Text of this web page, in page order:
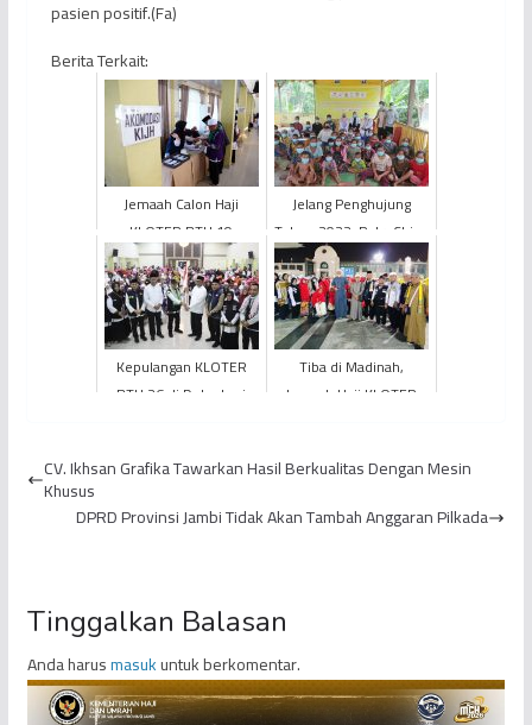
pasien positif.(Fa)
Berita Terkait:
Jemaah Calon Haji
KLOTER BTH 19
Apresiasi Pelayanan
PPIH EHA Provinsi Jambi
Jelang Penghujung
Tahun 2022, PetroChina
Berikan Layanan
Kesehatan dan
Pendidikan Kep...
Kepulangan KLOTER
BTH 26 di Debarkasi
Tiba di Madinah,
Jemaah Haji KLOTER
Masjid...
CV. Ikhsan Grafika Tawarkan Hasil Berkualitas Dengan Mesin
Khusus
DPRD Provinsi Jambi Tidak Akan Tambah Anggaran Pilkada
Tinggalkan Balasan
Anda harusmasukuntuk berkomentar.